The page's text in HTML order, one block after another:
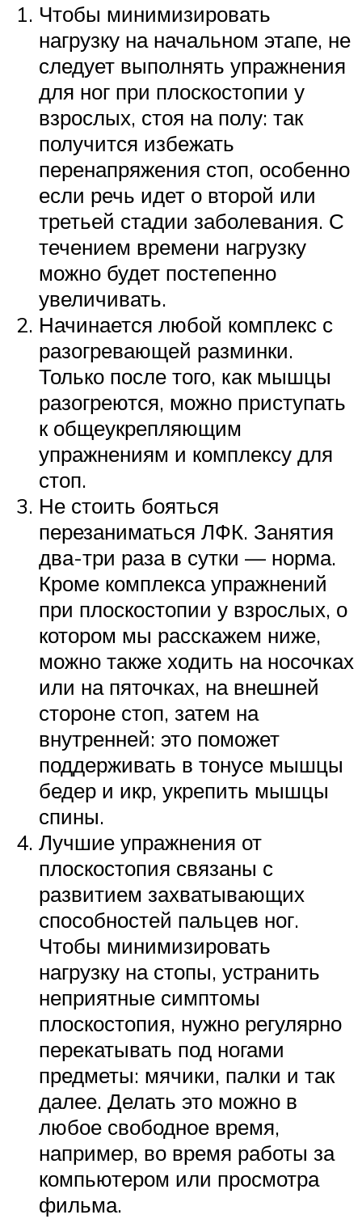
Чтобы минимизировать
нагрузку на начальном этапе, не
следует выполнять упражнения
для ног при плоскостопии у
взрослых, стоя на полу: так
получится избежать
перенапряжения стоп, особенно
если речь идет о второй или
третьей стадии заболевания. С
течением времени нагрузку
можно будет постепенно
увеличивать.
Начинается любой комплекс с
разогревающей разминки.
Только после того, как мышцы
разогреются, можно приступать
к общеукрепляющим
упражнениям и комплексу для
стоп.
Не стоить бояться
перезаниматься ЛФК. Занятия
два-три раза в сутки — норма.
Кроме комплекса упражнений
при плоскостопии у взрослых, о
котором мы расскажем ниже,
можно также ходить на носочках
или на пяточках, на внешней
стороне стоп, затем на
внутренней: это поможет
поддерживать в тонусе мышцы
бедер и икр, укрепить мышцы
спины.
Лучшие упражнения от
плоскостопия связаны с
развитием захватывающих
способностей пальцев ног.
Чтобы минимизировать
нагрузку на стопы, устранить
неприятные симптомы
плоскостопия, нужно регулярно
перекатывать под ногами
предметы: мячики, палки и так
далее. Делать это можно в
любое свободное время,
например, во время работы за
компьютером или просмотра
фильма.